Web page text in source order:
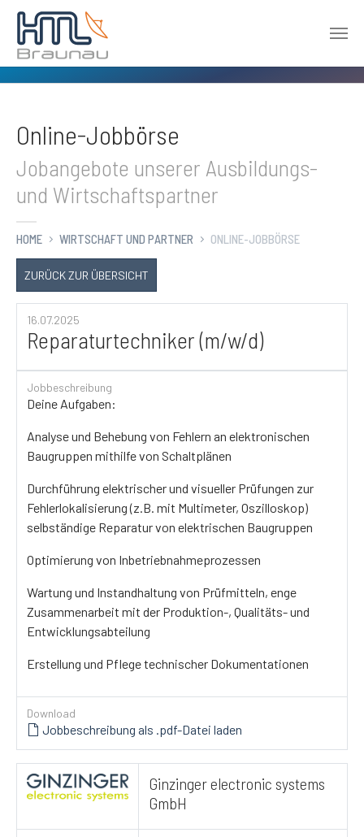
Online-Jobbörse
Jobangebote unserer Ausbildungs-
und Wirtschaftspartner
HOME WIRTSCHAFT UND PARTNER ONLINE-JOBBÖRSE
ZURÜCK ZUR ÜBERSICHT
16.07.2025
Reparaturtechniker (m/w/d)
Jobbeschreibung
Deine Aufgaben:
Analyse und Behebung von Fehlern an elektronischen
Baugruppen mithilfe von Schaltplänen
Durchführung elektrischer und visueller Prüfungen zur
Fehlerlokalisierung (z.B. mit Multimeter, Oszilloskop)
selbständige Reparatur von elektrischen Baugruppen
Optimierung von Inbetriebnahmeprozessen
Wartung und Instandhaltung von Prüfmitteln, enge
Zusammenarbeit mit der Produktion-, Qualitäts- und
Entwicklungsabteilung
Erstellung und Pflege technischer Dokumentationen
Download
Jobbeschreibung als .pdf-Datei laden
Ginzinger electronic systems
GmbH